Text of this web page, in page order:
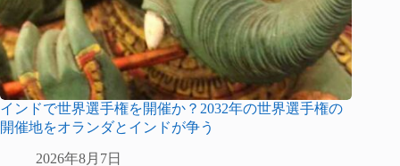
インドで世界選手権を開催か？2032年の世界選手権の
開催地をオランダとインドが争う
2026年8月7日